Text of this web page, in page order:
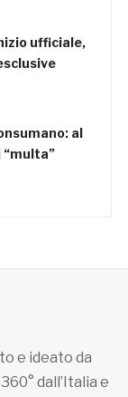
ufficiale,
al
“multa”
e ideato da
dall’Italia e